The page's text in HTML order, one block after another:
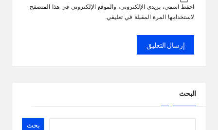
احفظ اسمي، بريدي الإلكتروني، والموقع الإلكتروني في هذا المتصفح
لاستخدامها المرة المقبلة في تعليقي.
البحث
بحث